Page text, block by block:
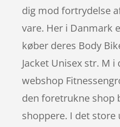
dig mod fortrydelse
vare. Her i Danmark
køber deres Body
Jacket Unisex str. M
webshop
den foretrukne shop
shoppere. I det store